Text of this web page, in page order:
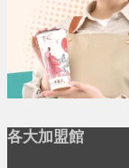
各大加盟館